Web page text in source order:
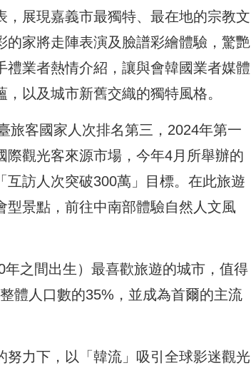
展現嘉義市最獨特、最在地的宗教文
家將走陣表演及臉譜彩繪體驗，驚艷
業者熱情介紹，讓與會韓國業者媒體
以及城市新舊交織的獨特風格。
旅客國家人次排名第三，2024年第一
觀光客來源市場，今年4月所舉辦的
訪人次突破300萬」目標。在此旅遊
景點，前往中南部體驗自然人文風
之間出生）最喜歡旅遊的城市，值得
體人口數的35%，並成為首爾的主流
力下，以「韓流」吸引全球影迷觀光